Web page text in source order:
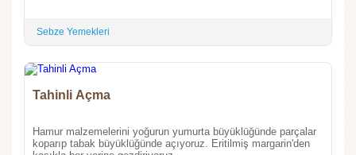
Sebze Yemekleri
Tahinli Açma
Hamur malzemelerini yoğurun yumurta büyüklüğünde parçalar
koparıp tabak büyüklüğünde açıyoruz. Eritilmiş margarin'den